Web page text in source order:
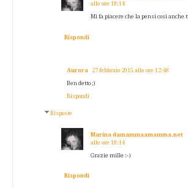
alle ore 18:14
Mi fa piacere che la pensi cosi anche
Rispondi
Aurora 27 febbraio 2015 alle ore 12:48
Ben detto ;)
Rispondi
Risposte
Marina damammaamamma.net
alle ore 18:14
Grazie mille :-)
Rispondi